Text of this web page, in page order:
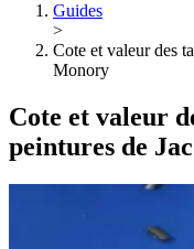
Guides
>
Cote et valeur des
Monory
Cote et valeur
peintures de